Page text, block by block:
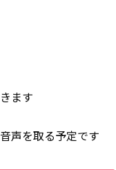
ます
声を取る予定です